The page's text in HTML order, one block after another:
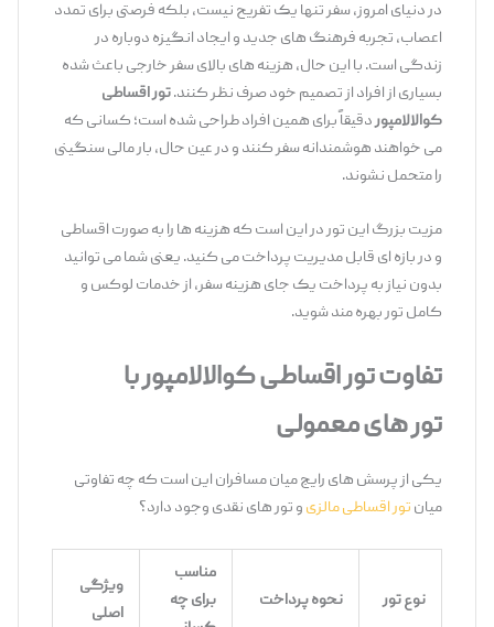
در دنیای امروز، سفر تنها یک تفریح نیست، بلکه فرصتی برای تمدد
اعصاب، تجربه فرهنگ ‌های جدید و ایجاد انگیزه دوباره در
زندگی است. با این حال، هزینه ‌های بالای سفر خارجی باعث شده
بسیاری از افراد از تصمیم خود صرف ‌نظر کنند.تور اقساطی
کوالالامپوردقیقاً برای همین افراد طراحی شده است؛ کسانی که
می‌ خواهند هوشمندانه سفر کنند و در عین حال، بار مالی سنگینی
را متحمل نشوند.
مزیت بزرگ این تور در این است که هزینه‌ ها را به‌ صورت اقساطی
و در بازه ‌ای قابل ‌مدیریت پرداخت می ‌کنید. یعنی شما می ‌توانید
بدون نیاز به پرداخت یک ‌جای هزینه سفر، از خدمات لوکس و
کامل تور بهره‌ مند شوید.
تفاوت تور اقساطی کوالالامپور با
های معمولی
یکی از پرسش ‌های رایج میان مسافران این است که چه تفاوتی
تور اقساطی مالزی و تور های نقدی وجود دارد؟
نوع تور نحوه پرداخت
مناسب
برای چه
ویژگی